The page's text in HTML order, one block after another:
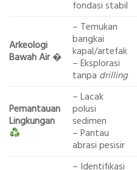
fondasi stabil
Arkeologi
Bawah Air�
– Temukan
bangkai
kapal/artefak
– Eksplorasi
tanpa drilling
Pemantauan
Lingkungan
– Lacak
polusi
sedimen
– Pantau
abrasi pesisir
– Identifikasi